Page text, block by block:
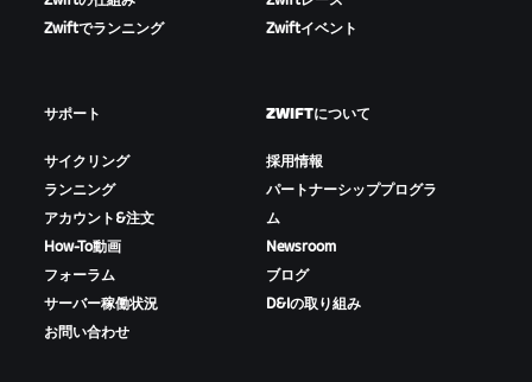
Zwiftでランニング
Zwiftイベント
サポート
サイクリング
ランニング
アカウント&注文
How-To動画
フォーラム
サーバー稼働状況
お問い合わせ
ZWIFTについて
採用情報
パートナーシッププログラ
ム
Newsroom
ブログ
D&Iの取り組み